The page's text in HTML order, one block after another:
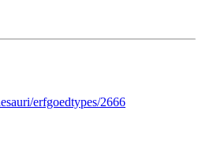
erfgoedtypes/2666